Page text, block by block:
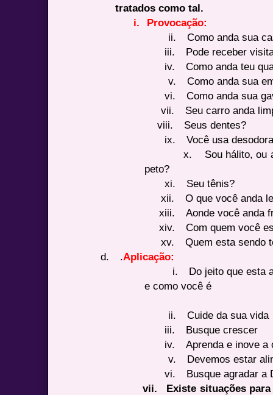
tratados como tal.
i.
Provocação:
ii.
Como anda sua
iii.
Pode receber
iv.
Como anda teu
v.
Como anda sua
vi.
Como anda sua
vii.
Seu carro anda
viii.
Seus dentes?
ix.
Você usa
x.
Sou hálito, ou
peto?
xi.
Seu tênis?
xii.
O que você anda
xiii.
Aonde você anda
xiv.
Com quem você
xv.
Quem esta sendo
d.
.Aplicação:
i.
Do jeito que esta
e como você é
ii.
Cuide da sua vida
iii.
Busque crescer
iv.
Aprenda e inove a
v.
Devemos estar
vi.
Busque agradar a
vii.
Existe situações